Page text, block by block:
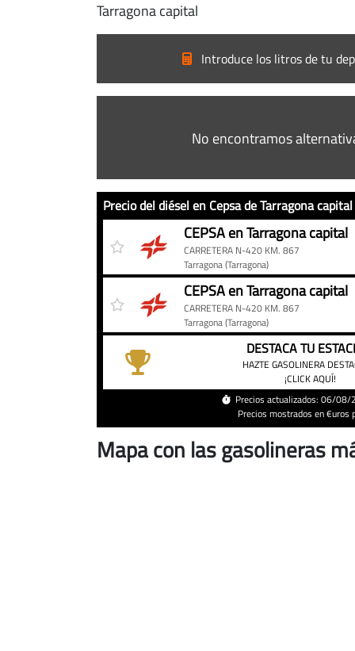
Tarragona capital
Introduce los litros de tu
No encontramos
Precio del diésel en Cepsa de Tarragona
del
Cepsa
capital
PrecioCEPSA en Tarragona capital
CARRETERA N-420 KM. 867
Tarragona(Tarragona)
CEPSA en Tarragona capital
CARRETERA N-420 KM. 867
Tarragona(Tarragona)
DESTACA TU
HAZTE GASOLINERA
¡CLICK AQUÍ!
Precios actualizados: 06/
Precios mostrados en €uros
Mapa con las gasolineras